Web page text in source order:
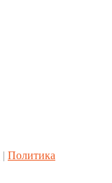
| Политика